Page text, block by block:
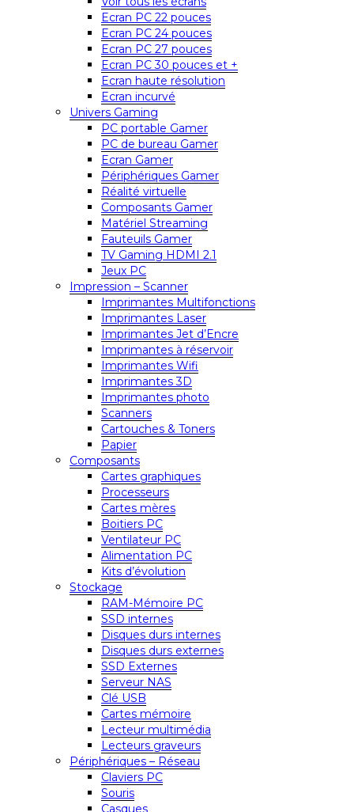
Ecran PC 22 pouces
Ecran PC 24 pouces
Ecran PC 27 pouces
Ecran PC 30 pouces et +
Ecran haute résolution
Ecran incurvé
Univers Gaming
PC portable Gamer
PC de bureau Gamer
Ecran Gamer
Périphériques Gamer
Réalité virtuelle
Composants Gamer
Matériel Streaming
Fauteuils Gamer
TV Gaming HDMI 2.1
Jeux PC
Impression – Scanner
Imprimantes Multifonctions
Imprimantes Laser
Imprimantes Jet d’Encre
Imprimantes à réservoir
Imprimantes Wifi
Imprimantes 3D
Imprimantes photo
Scanners
Cartouches & Toners
Papier
Composants
Cartes graphiques
Processeurs
Cartes mères
Boitiers PC
Ventilateur PC
Alimentation PC
Kits d’évolution
Stockage
RAM-Mémoire PC
SSD internes
Disques durs internes
Disques durs externes
SSD Externes
Serveur NAS
Clé USB
Cartes mémoire
Lecteur multimédia
Lecteurs graveurs
Périphériques – Réseau
Claviers PC
Souris
Casques